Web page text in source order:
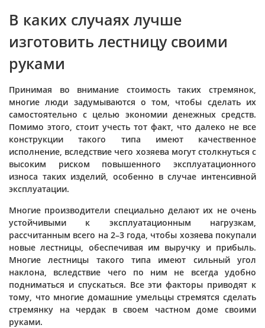
В каких случаях лучше
изготовить лестницу своими
руками
Принимая во внимание стоимость таких стремянок,
многие люди задумываются о том, чтобы сделать их
самостоятельно с целью экономии денежных средств.
Помимо этого, стоит учесть тот факт, что далеко не все
конструкции такого типа имеют качественное
исполнение, вследствие чего хозяева могут столкнуться с
высоким риском повышенного эксплуатационного
износа таких изделий, особенно в случае интенсивной
эксплуатации.
Многие производители специально делают их не очень
устойчивыми к эксплуатационным нагрузкам,
рассчитанным всего на 2–3 года, чтобы хозяева покупали
новые лестницы, обеспечивая им выручку и прибыль.
Многие лестницы такого типа имеют сильный угол
наклона, вследствие чего по ним не всегда удобно
подниматься и спускаться. Все эти факторы приводят к
тому, что многие домашние умельцы стремятся сделать
стремянку на чердак в своем частном доме своими
руками.